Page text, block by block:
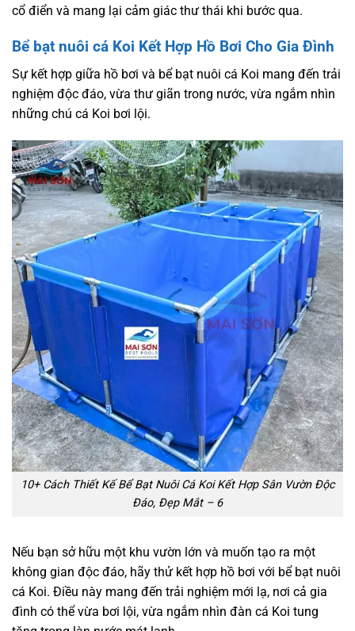
cổ điển và mang lại cảm giác thư thái khi bước qua.
Bể bạt nuôi cá Koi Kết Hợp Hồ Bơi Cho Gia Đình
Sự kết hợp giữa hồ bơi và bể bạt nuôi cá Koi mang đến trải
nghiệm độc đáo, vừa thư giãn trong nước, vừa ngắm nhìn
những chú cá Koi bơi lội.
10+ Cách Thiết Kế Bể Bạt Nuôi Cá Koi Kết Hợp Sân Vườn Độc
Đáo, Đẹp Mắt – 6
Nếu bạn sở hữu một khu vườn lớn và muốn tạo ra một
không gian độc đáo, hãy thử kết hợp hồ bơi với bể bạt nuôi
cá Koi. Điều này mang đến trải nghiệm mới lạ, nơi cả gia
đình có thể vừa bơi lội, vừa ngắm nhìn đàn cá Koi tung